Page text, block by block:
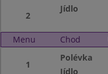
2
Jídlo
Menu Chod
1
Polévka
Jídlo